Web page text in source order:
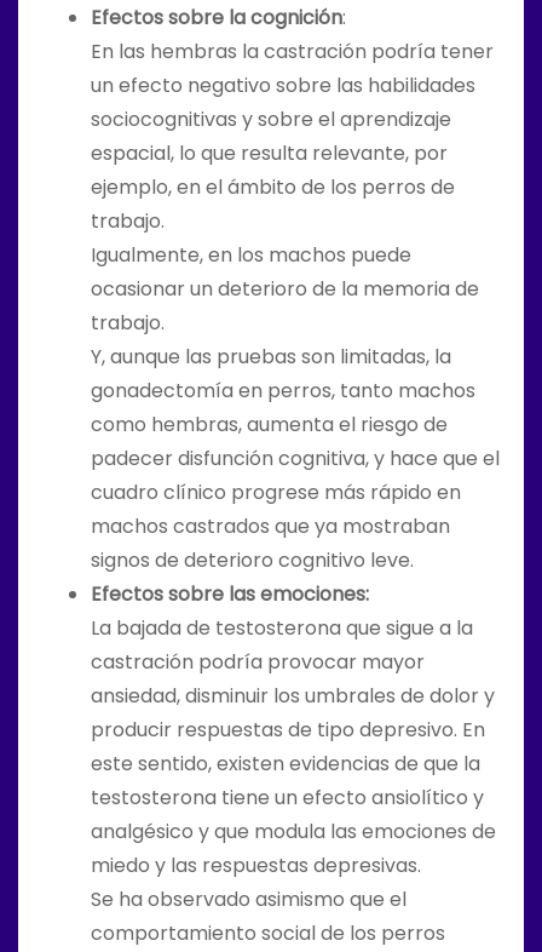
Efectos sobre la cognición:
En las hembras la castración podría tener
un efecto negativo sobre las habilidades
sociocognitivas y sobre el aprendizaje
espacial, lo que resulta relevante, por
ejemplo, en el ámbito de los perros de
trabajo.
Igualmente, en los machos puede
ocasionar un deterioro de la memoria de
trabajo.
Y, aunque las pruebas son limitadas, la
gonadectomía en perros, tanto machos
como hembras, aumenta el riesgo de
padecer disfunción cognitiva, y hace que el
cuadro clínico progrese más rápido en
machos castrados que ya mostraban
signos de deterioro cognitivo leve.
Efectos sobre las emociones:
La bajada de testosterona que sigue a la
castración podría provocar mayor
ansiedad, disminuir los umbrales de dolor y
producir respuestas de tipo depresivo. En
este sentido, existen evidencias de que la
testosterona tiene un efecto ansiolítico y
analgésico y que modula las emociones de
miedo y las respuestas depresivas.
Se ha observado asimismo que el
comportamiento social de los perros